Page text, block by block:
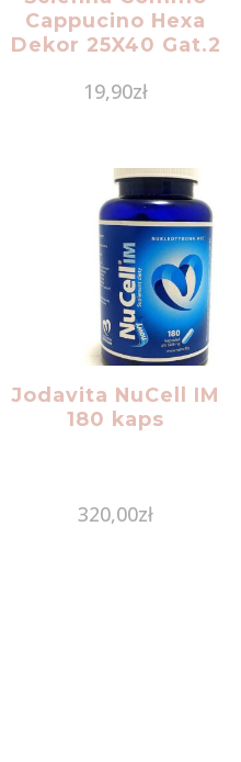
Cappucino Hexa
Dekor 25X40 Gat.2
19,90zł
Jodavita NuCell IM
180 kaps
320,00zł